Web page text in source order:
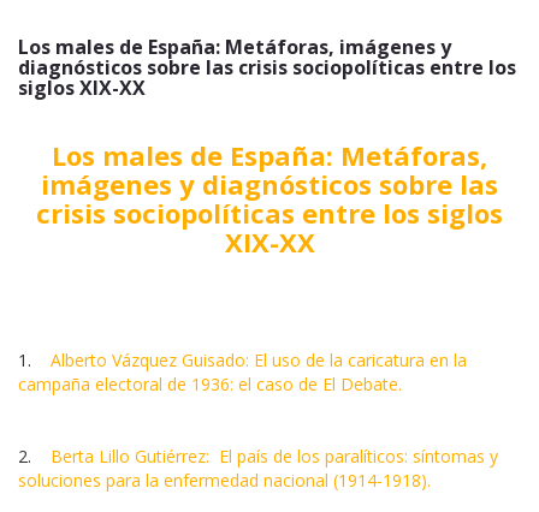
Los males de España: Metáforas, imágenes y
diagnósticos sobre las crisis sociopolíticas entre los
siglos XIX-XX
Los males de España: Metáforas,
imágenes y diagnósticos sobre las
crisis sociopolíticas entre los siglos
XIX-XX
1. Alberto Vázquez Guisado: El uso de la caricatura en la
campaña electoral de 1936: el caso de El Debate.
2. Berta Lillo Gutiérrez: El país de los paralíticos: síntomas y
soluciones para la enfermedad nacional (1914-1918).